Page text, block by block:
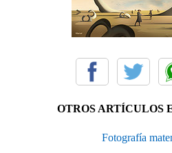
OTROS ARTÍCULOS
Fotografía